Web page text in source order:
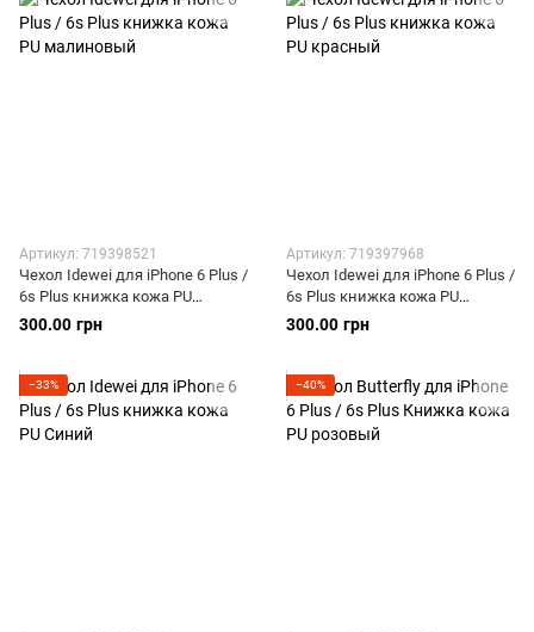
Артикул: 719398521
Чехол Idewei для iPhone 6 Plus /
6s Plus книжка кожа PU
малиновый
300.00 грн
Артикул: 719397968
Чехол Idewei для iPhone 6 Plus /
6s Plus книжка кожа PU
красный
300.00 грн
−33% −40%